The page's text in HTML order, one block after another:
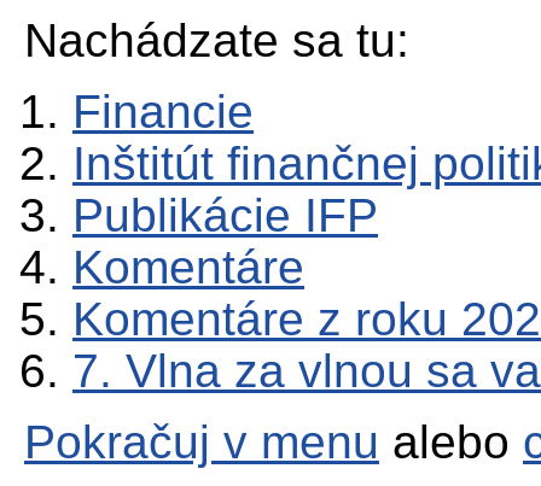
Nachádzate sa tu:
Financie
Inštitút finančnej
Publikácie IFP
Komentáre
Komentáre z roku
7. Vlna za vlnou sa
Pokračuj v menu alebo